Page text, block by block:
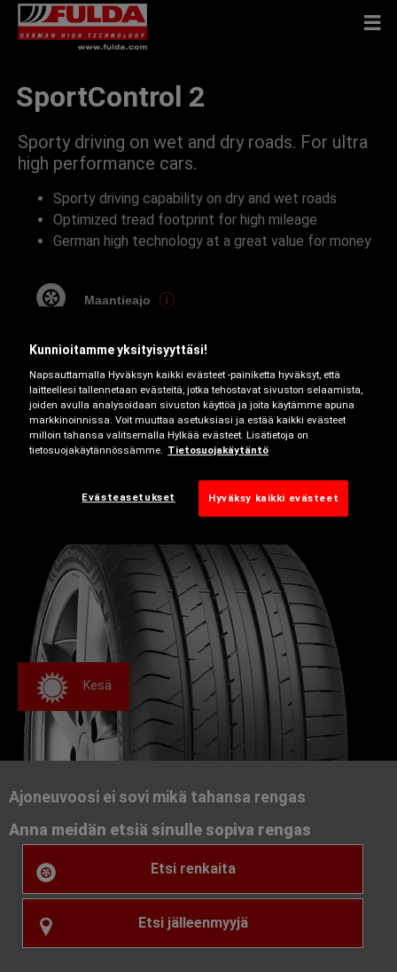
SportControl 2
Sporty driving on wet and dry roads. For ultra
high performance cars.
Sporty driving capability on dry and wet roads
Optimized tread footprint for high mileage
German high technology at a great value for money
Maantieajo
Vanteen suojaus
Tekniset ominaisuudet saattavat olla saatavilla vain
Kesä
Ajoneuvoosi ei sovi mikä tahansa rengas
Anna meidän etsiä sinulle sopiva rengas
Etsi renkaita
Etsi jälleenmyyjä
Kunnioitamme yksityisyyttäsi!
Napsauttamalla Hyväksyn kaikki evästeet -painiketta hyväksyt, että
laitteellesi tallennetaan evästeitä, jotka tehostavat sivuston selaamista,
joiden avulla analysoidaan sivuston käyttöä ja joita käytämme apuna
markkinoinnissa. Voit muuttaa asetuksiasi ja estää kaikki evästeet
milloin tahansa valitsemalla Hylkää evästeet. Lisätietoja on
tietosuojakäytännössämme. Tietosuojakäytäntö
Evästeasetukset Hyväksy kaikki evästeet